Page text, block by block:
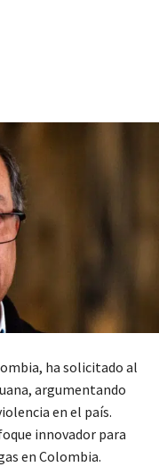
ha solicitado al
argumentando
en el país.
innovador para
en Colombia.